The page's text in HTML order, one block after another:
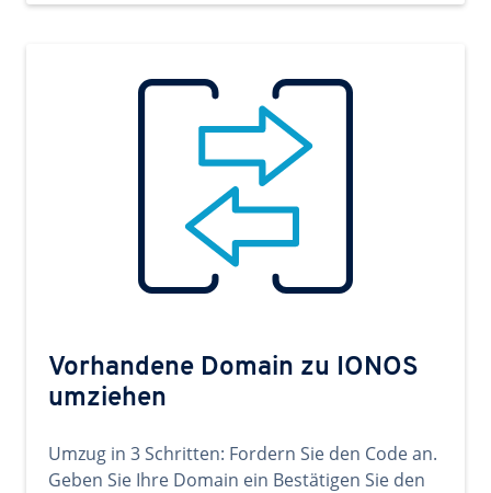
Vorhandene Domain zu IONOS
umziehen
Umzug in 3 Schritten: Fordern Sie den Code an.
Geben Sie Ihre Domain ein Bestätigen Sie den